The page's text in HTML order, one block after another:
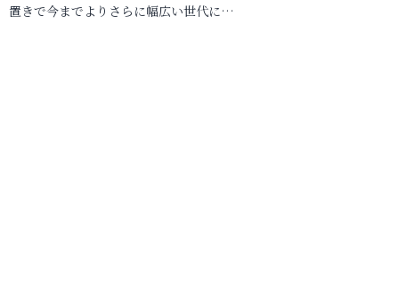
置きで今までよりさらに幅広い世代に…